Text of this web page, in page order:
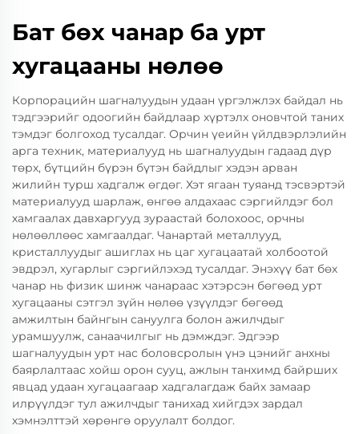
Бат бөх чанар ба урт
хугацааны нөлөө
Корпорацийн шагналуудын удаан үргэлжлэх байдал нь
тэдгээрийг одоогийн байдлаар хүртэлх оновчтой таних
тэмдэг болгоход тусалдаг. Орчин үеийн үйлдвэрлэлийн
арга техник, материалууд нь шагналуудын гадаад дүр
төрх, бүтцийн бүрэн бүтэн байдлыг хэдэн арван
жилийн турш хадгалж өгдөг. Хэт ягаан туяанд тэсвэртэй
материалууд шарлаж, өнгөө алдахаас сэргийлдэг бол
хамгаалах давхаргууд зураастай болохоос, орчны
нөлөөллөөс хамгаалдаг. Чанартай металлууд,
кристаллуудыг ашиглах нь цаг хугацаатай холбоотой
эвдрэл, хугарлыг сэргийлэхэд тусалдаг. Энэхүү бат бөх
чанар нь физик шинж чанараас хэтэрсэн бөгөөд урт
хугацааны сэтгэл зүйн нөлөө үзүүлдэг бөгөөд
амжилтын байнгын сануулга болон ажилчдыг
урамшуулж, санаачилгыг нь дэмждэг. Эдгээр
шагналуудын урт нас боловсролын үнэ цэнийг анхны
баярлалтаас хойш орон сууц, ажлын танхимд байрших
явцад удаан хугацаагаар хадгалагдаж байх замаар
илрүүлдэг тул ажилчдыг танихад хийгдэх зардал
хэмнэлттэй хөрөнгө оруулалт болдог.